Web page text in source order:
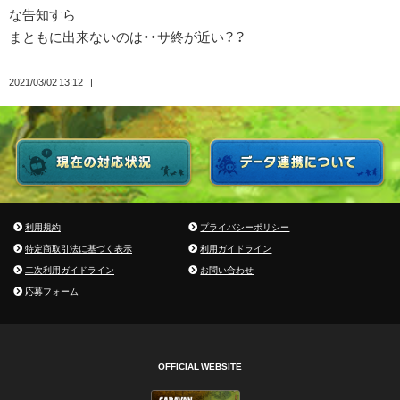
な告知すら
まともに出来ないのは・・サ終が近い？？
2021/03/02 13:12
利用規約
プライバシーポリシー
特定商取引法に基づく表示
利用ガイドライン
二次利用ガイドライン
お問い合わせ
応募フォーム
OFFICIAL WEBSITE